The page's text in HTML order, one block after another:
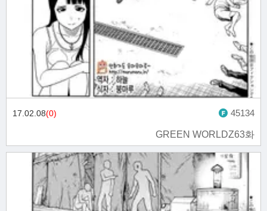
GREEN WORLDZ63화
17.02.08(0) 45134